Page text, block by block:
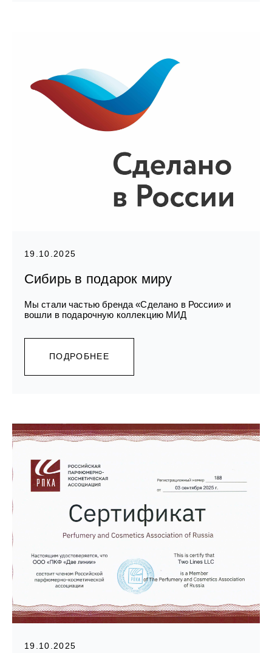
19.10.2025
Сибирь в подарок миру
Мы стали частью бренда «Сделано в России» и
вошли в подарочную коллекцию МИД
ПОДРОБНЕЕ
19.10.2025